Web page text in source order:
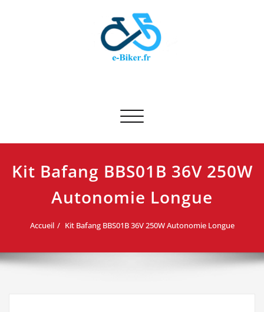
Afficher/masquer la navigation
Kit Bafang BBS01B 36V 250W
Autonomie Longue
Accueil Kit Bafang BBS01B 36V 250W Autonomie Longue